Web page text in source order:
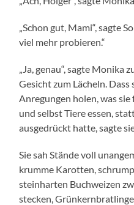
„Schon gut, Mami“, sagte
viel mehr probieren.“
„Ja, genau“, sagte
Gesicht zum Lächeln.
Anregungen holen, was
und selbst Tiere essen,
ausgedrückt hatte, sagte
Sie sah Stände voll
krumme Karotten,
steinharten Buchweizen
stecken,